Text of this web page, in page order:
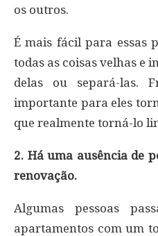
os outros.
É mais fácil para essas
todas as coisas velhas e
delas ou separá-las.
importante para eles
que realmente torná-lo
2. Há uma ausência de
renovação.
Algumas pessoas
apartamentos com um